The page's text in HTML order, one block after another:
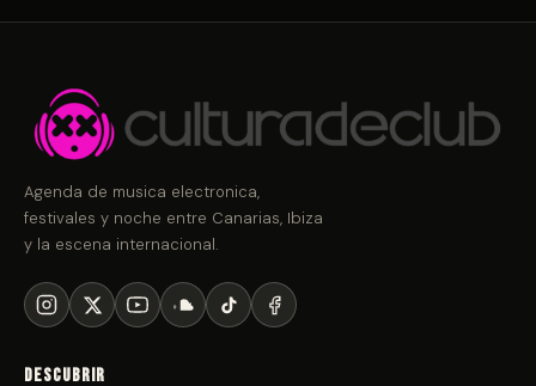
Agenda de musica electronica,
festivales y noche entre Canarias, Ibiza
y la escena internacional.
Descubrir